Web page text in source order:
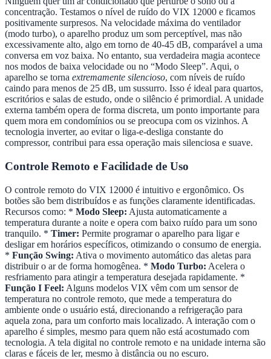
concentração. Testamos o nível de ruído do VIX 12000 e ficamos
positivamente surpresos. Na velocidade máxima do ventilador
(modo turbo), o aparelho produz um som perceptível, mas não
excessivamente alto, algo em torno de 40-45 dB, comparável a uma
conversa em voz baixa. No entanto, sua verdadeira magia acontece
nos modos de baixa velocidade ou no “Modo Sleep”. Aqui, o
aparelho se torna extremamente silencioso, com níveis de ruído
caindo para menos de 25 dB, um sussurro. Isso é ideal para quartos,
escritórios e salas de estudo, onde o silêncio é primordial. A unidade
externa também opera de forma discreta, um ponto importante para
quem mora em condomínios ou se preocupa com os vizinhos. A
tecnologia inverter, ao evitar o liga-e-desliga constante do
compressor, contribui para essa operação mais silenciosa e suave.
Controle Remoto e Facilidade de Uso
O controle remoto do VIX 12000 é intuitivo e ergonômico. Os
botões são bem distribuídos e as funções claramente identificadas.
Recursos como: * Modo Sleep: Ajusta automaticamente a
temperatura durante a noite e opera com baixo ruído para um sono
tranquilo. * Timer: Permite programar o aparelho para ligar e
desligar em horários específicos, otimizando o consumo de energia.
* Função Swing: Ativa o movimento automático das aletas para
distribuir o ar de forma homogênea. * Modo Turbo: Acelera o
resfriamento para atingir a temperatura desejada rapidamente. *
Função I Feel: Alguns modelos VIX vêm com um sensor de
temperatura no controle remoto, que mede a temperatura do
ambiente onde o usuário está, direcionando a refrigeração para
aquela zona, para um conforto mais localizado. A interação com o
aparelho é simples, mesmo para quem não está acostumado com
tecnologia. A tela digital no controle remoto e na unidade interna são
claras e fáceis de ler, mesmo à distância ou no escuro.